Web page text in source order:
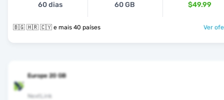
60 dias 60 GB $49.99
🇧🇬 🇭🇷 🇨🇾 e mais 40 países Ver
Europe 20 GB
NextLink